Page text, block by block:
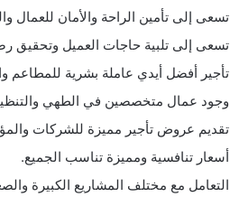
تسعى إلى تأمين الراحة والأمان للعمال
تسعى إلى تلبية حاجات العميل وتحقيق
تأجير أفضل أيدي عاملة بشرية للمطاعم
وجود عمال متخصصين في الطهي
تقديم عروض تأجير مميزة للشركات
أسعار تنافسية ومميزة تناسب الجميع.
التعامل مع مختلف المشاريع الكبيرة